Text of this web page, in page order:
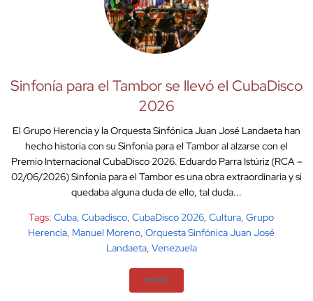
Sinfonía para el Tambor se llevó el CubaDisco
2026
El Grupo Herencia y la Orquesta Sinfónica Juan José Landaeta han
hecho historia con su Sinfonía para el Tambor al alzarse con el
Premio Internacional CubaDisco 2026. Eduardo Parra Istúriz (RCA –
02/06/2026) Sinfonía para el Tambor es una obra extraordinaria y si
quedaba alguna duda de ello, tal duda...
Tags: Cuba, Cubadisco, CubaDisco 2026, Cultura, Grupo
Herencia, Manuel Moreno, Orquesta Sinfónica Juan José
Landaeta, Venezuela
MORE